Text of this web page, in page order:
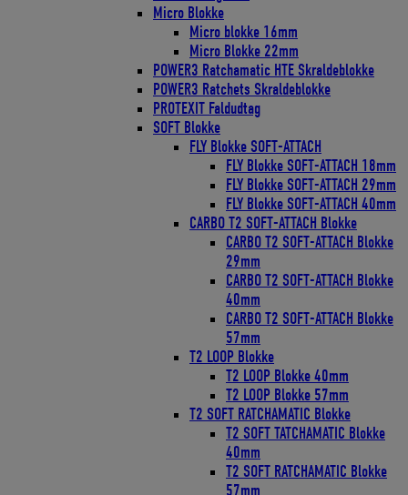
Micro Blokke
Micro blokke 16mm
Micro Blokke 22mm
POWER3 Ratchamatic HTE Skraldeblokke
POWER3 Ratchets Skraldeblokke
PROTEXIT Faldudtag
SOFT Blokke
FLY Blokke SOFT-ATTACH
FLY Blokke SOFT-ATTACH 18mm
FLY Blokke SOFT-ATTACH 29mm
FLY Blokke SOFT-ATTACH 40mm
CARBO T2 SOFT-ATTACH Blokke
CARBO T2 SOFT-ATTACH Blokke
29mm
CARBO T2 SOFT-ATTACH Blokke
40mm
CARBO T2 SOFT-ATTACH Blokke
57mm
T2 LOOP Blokke
T2 LOOP Blokke 40mm
T2 LOOP Blokke 57mm
T2 SOFT RATCHAMATIC Blokke
T2 SOFT TATCHAMATIC Blokke
40mm
T2 SOFT RATCHAMATIC Blokke
57mm